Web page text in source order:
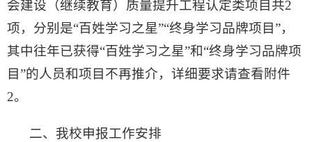
会建设（继续教育）质量提升工程认定类项目共2
项，分别是“百姓学习之星”“终身学习品牌项目”，
其中往年已获得“百姓学习之星”和“终身学习品牌项
目”的人员和项目不再推介，详细要求请查看附件
2。
二、我校申报工作安排